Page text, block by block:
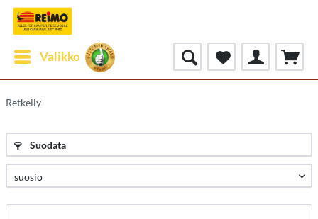
Valikko
Retkeily
Suodata